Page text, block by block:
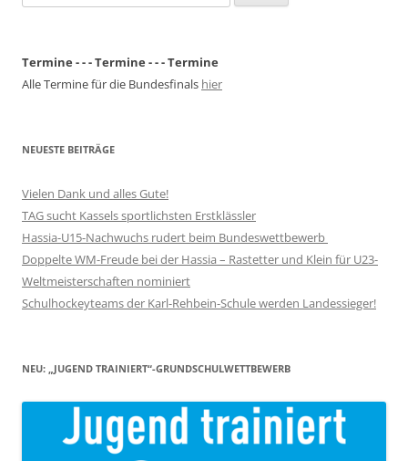
nach:
Termine - - - Termine - - - Termine
Alle Termine für die Bundesfinals hier
NEUESTE BEITRÄGE
Vielen Dank und alles Gute!
TAG sucht Kassels sportlichsten Erstklässler
Hassia-U15-Nachwuchs rudert beim Bundeswettbewerb
Doppelte WM-Freude bei der Hassia – Rastetter und Klein für U23-
Weltmeisterschaften nominiert
Schulhockeyteams der Karl-Rehbein-Schule werden Landessieger!
NEU: „JUGEND TRAINIERT“-GRUNDSCHULWETTBEWERB